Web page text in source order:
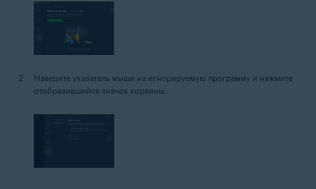
Наведите указатель мыши на игнорируемую программу и нажмите
отобразившийся значок корзины.